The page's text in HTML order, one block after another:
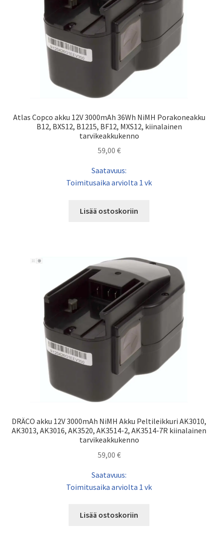
Atlas Copco akku 12V 3000mAh 36Wh NiMH Porakoneakku
B12, BXS12, B1215, BF12, MXS12, kiinalainen
tarvikeakkukenno
59,00 €
Saatavuus:
Toimitusaika arviolta 1 vk
Lisää ostoskoriin
DRÄCO akku 12V 3000mAh NiMH Akku Peltileikkuri AK3010,
AK3013, AK3016, AK3520, AK3514-2, AK3514-7R kiinalainen
tarvikeakkukenno
59,00 €
Saatavuus:
Toimitusaika arviolta 1 vk
Lisää ostoskoriin